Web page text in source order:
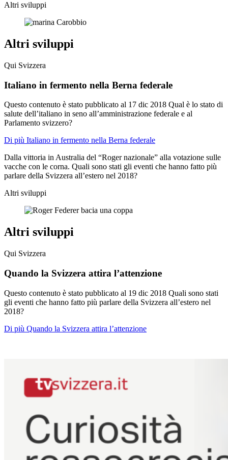
Altri sviluppi
Altri sviluppi
Qui Svizzera
Italiano in fermento nella Berna federale
Questo contenuto è stato pubblicato al 17 dic 2018 Qual è lo stato di
salute dell’italiano in seno all’amministrazione federale e al
Parlamento svizzero?
Di più Italiano in fermento nella Berna federale
Dalla vittoria in Australia del “Roger nazionale” alla votazione sulle
vacche con le corna. Quali sono stati gli eventi che hanno fatto più
parlare della Svizzera all’estero nel 2018?
Altri sviluppi
Altri sviluppi
Qui Svizzera
Quando la Svizzera attira l’attenzione
Questo contenuto è stato pubblicato al 19 dic 2018 Quali sono stati
gli eventi che hanno fatto più parlare della Svizzera all’estero nel
2018?
Di più Quando la Svizzera attira l’attenzione